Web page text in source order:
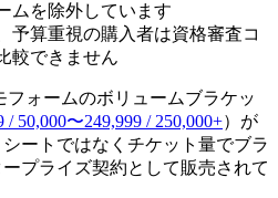
ムを除外しています
予算重視の購入者は資格審査コ
較できません
フォームのボリュームブラケッ
/ 50,000〜249,999 / 250,000+）が
ートではなくチケット量でブラ
プライズ契約として販売されて